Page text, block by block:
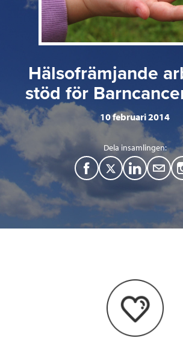
Hälsofrämjande
stöd för
10 februari 2014
Dela insamlingen:
F
a
T
w
e
L
i
I
n
M